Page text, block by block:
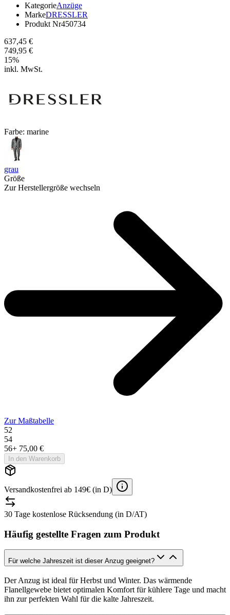
KategorieAnzüge
MarkeDRESSLER
Produkt Nr450734
637,45 €
749,95 €
15%
inkl. MwSt.
Farbe: marine
grau
Größe
Zur Herstellergröße wechseln
Zur Maßtabelle
52
54
56+ 75,00 €
In den Warenkorb
Versandkostenfrei ab 149€ (in D)
30 Tage kostenlose Rücksendung (in D/AT)
Häufig gestellte Fragen zum Produkt
Für welche Jahreszeit ist dieser Anzug geeignet?
Der Anzug ist ideal für Herbst und Winter. Das wärmende
Flanellgewebe bietet optimalen Komfort für kühlere Tage und macht
ihn zur perfekten Wahl für die kalte Jahreszeit.